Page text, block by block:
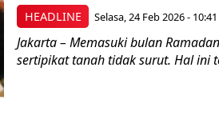
HEADLINE Selasa, 24 Feb 2026 - 10:41
Jakarta – Memasuki bulan
sertipikat tanah tidak surut. Hal ini